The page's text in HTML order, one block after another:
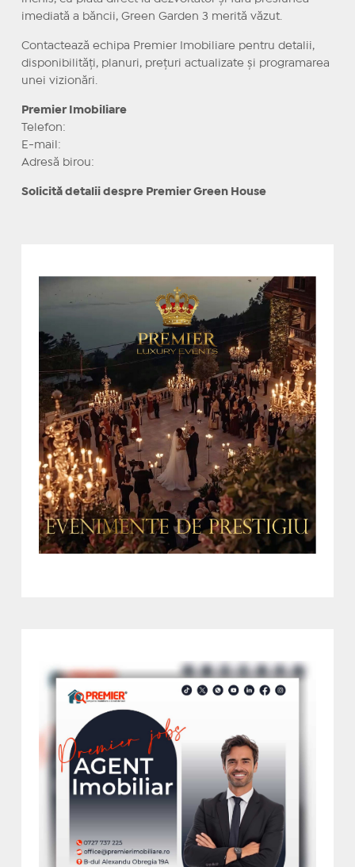
imediată a băncii, Green Garden 3 merită văzut.
Contactează echipa Premier Imobiliare pentru detalii,
disponibilități, planuri, prețuri actualizate și programarea
unei vizionări.
Premier Imobiliare
Telefon:
E-mail:
Adresă birou:
Solicită detalii despre Premier Green House